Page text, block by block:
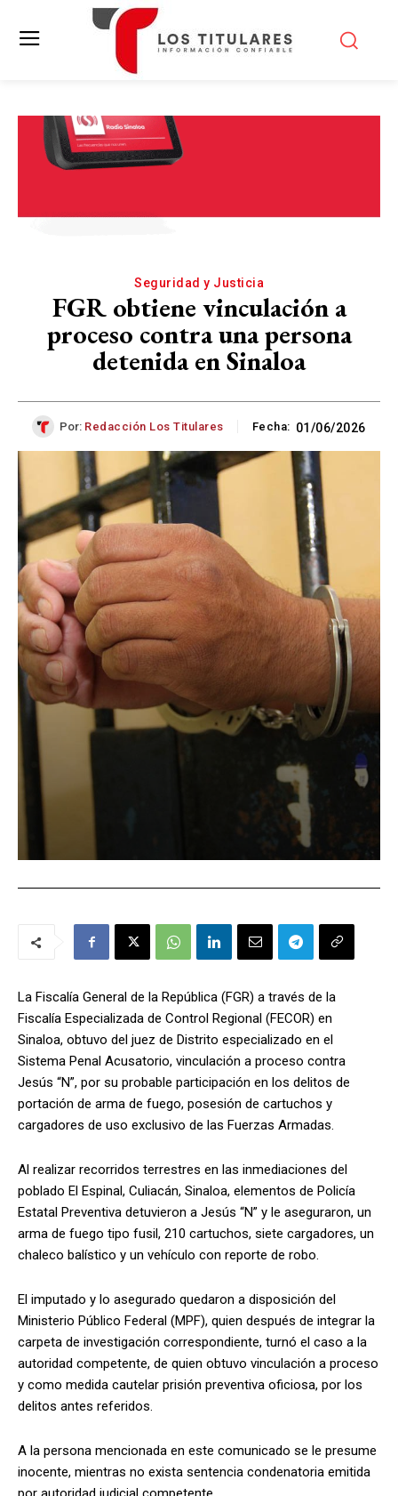
Seguridad y Justicia
FGR obtiene vinculación a
proceso contra una persona
detenida en Sinaloa
Por: Redacción Los Titulares Fecha: 01/06/2026
La Fiscalía General de la República (FGR) a través de la
Fiscalía Especializada de Control Regional (FECOR) en
Sinaloa, obtuvo del juez de Distrito especializado en el
Sistema Penal Acusatorio, vinculación a proceso contra
Jesús “N”, por su probable participación en los delitos de
portación de arma de fuego, posesión de cartuchos y
cargadores de uso exclusivo de las Fuerzas Armadas.
Al realizar recorridos terrestres en las inmediaciones del
poblado El Espinal, Culiacán, Sinaloa, elementos de Policía
Estatal Preventiva detuvieron a Jesús “N” y le aseguraron, un
arma de fuego tipo fusil, 210 cartuchos, siete cargadores, un
chaleco balístico y un vehículo con reporte de robo.
El imputado y lo asegurado quedaron a disposición del
Ministerio Público Federal (MPF), quien después de integrar la
carpeta de investigación correspondiente, turnó el caso a la
autoridad competente, de quien obtuvo vinculación a proceso
y como medida cautelar prisión preventiva oficiosa, por los
delitos antes referidos.
A la persona mencionada en este comunicado se le presume
inocente, mientras no exista sentencia condenatoria emitida